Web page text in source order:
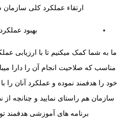
ارتقاء عملکرد کلی
بهبود
ما به شما کمک میکنیم تا با ارزیابی
مناسب که صلاحیت انجام آن را دارا
خود را هدفمند نموده و عملکرد آنان را
سازمان هم راستای نمایید و چنانچه از
برنامه های آموزشی هدفمند